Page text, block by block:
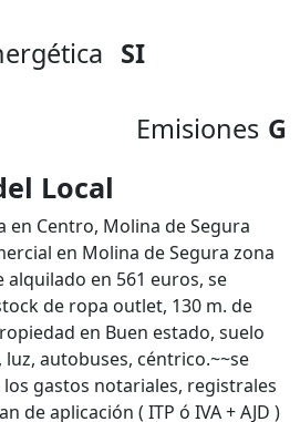
SI
Emisiones G
Local
en Centro, Molina de Segura
en Molina de Segura zona
en 561 euros, se
de ropa outlet, 130 m. de
en Buen estado, suelo
luz, autobuses, céntrico.~~se
gastos notariales, registrales
de aplicación ( ITP ó IVA + AJD )